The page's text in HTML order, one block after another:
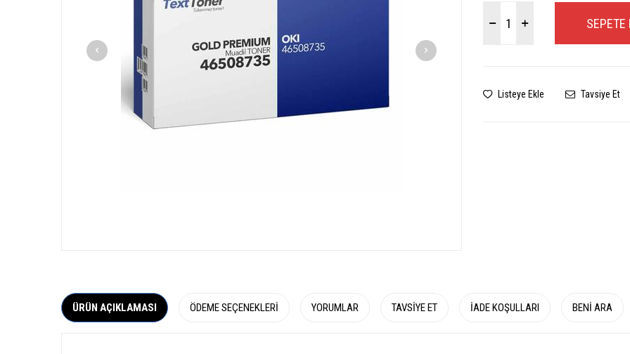
SEPETE
Listeye Ekle Tavsiye Et
ÜRÜN AÇIKLAMASI ÖDEME SEÇENEKLERI YORUMLAR TAVSIYE ET İADE KOŞULLARI BENI ARA